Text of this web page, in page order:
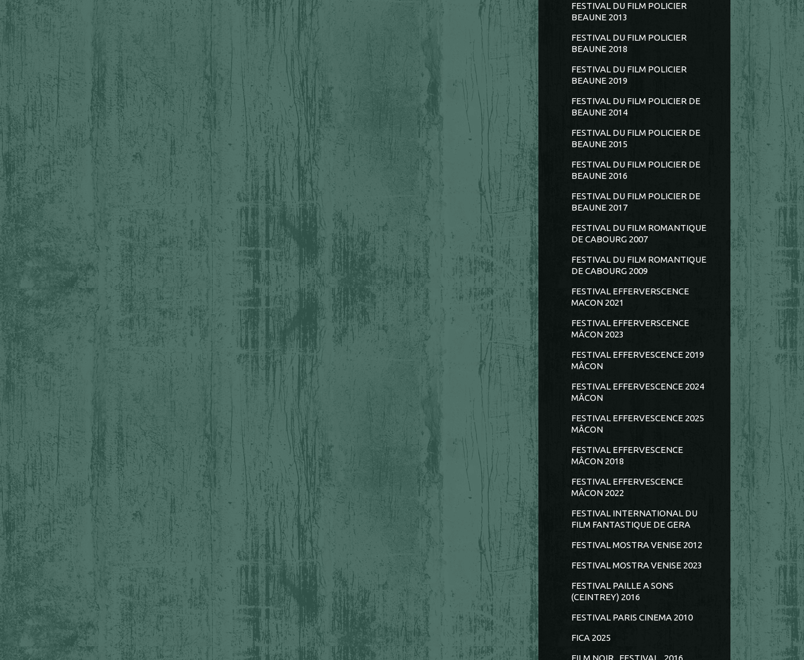
FESTIVAL DU FILM POLICIER
BEAUNE 2013
FESTIVAL DU FILM POLICIER
BEAUNE 2018
FESTIVAL DU FILM POLICIER
BEAUNE 2019
FESTIVAL DU FILM POLICIER DE
BEAUNE 2014
FESTIVAL DU FILM POLICIER DE
BEAUNE 2015
FESTIVAL DU FILM POLICIER DE
BEAUNE 2016
FESTIVAL DU FILM POLICIER DE
BEAUNE 2017
FESTIVAL DU FILM ROMANTIQUE
DE CABOURG 2007
FESTIVAL DU FILM ROMANTIQUE
DE CABOURG 2009
FESTIVAL EFFERVERSCENCE
MACON 2021
FESTIVAL EFFERVERSCENCE
MÂCON 2023
FESTIVAL EFFERVESCENCE 2019
MÂCON
FESTIVAL EFFERVESCENCE 2024
MÂCON
FESTIVAL EFFERVESCENCE 2025
MÂCON
FESTIVAL EFFERVESCENCE
MÂCON 2018
FESTIVAL EFFERVESCENCE
MÂCON 2022
FESTIVAL INTERNATIONAL DU
FILM FANTASTIQUE DE GERA
FESTIVAL MOSTRA VENISE 2012
FESTIVAL MOSTRA VENISE 2023
FESTIVAL PAILLE A SONS
(CEINTREY) 2016
FESTIVAL PARIS CINEMA 2010
FICA 2025